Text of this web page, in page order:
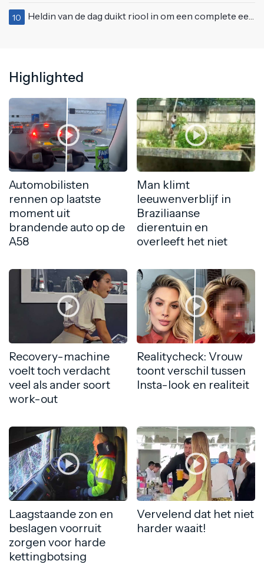
10 Heldin van de dag duikt riool in om een complete eendenfamilie te redden
Highlighted
Automobilisten
rennen op laatste
moment uit
brandende auto op de
A58
Man klimt
leeuwenverblijf in
Braziliaanse
dierentuin en
overleeft het niet
Recovery-machine
voelt toch verdacht
veel als ander soort
work-out
Realitycheck: Vrouw
toont verschil tussen
Insta-look en realiteit
Laagstaande zon en
beslagen voorruit
zorgen voor harde
kettingbotsing
Vervelend dat het niet
harder waait!